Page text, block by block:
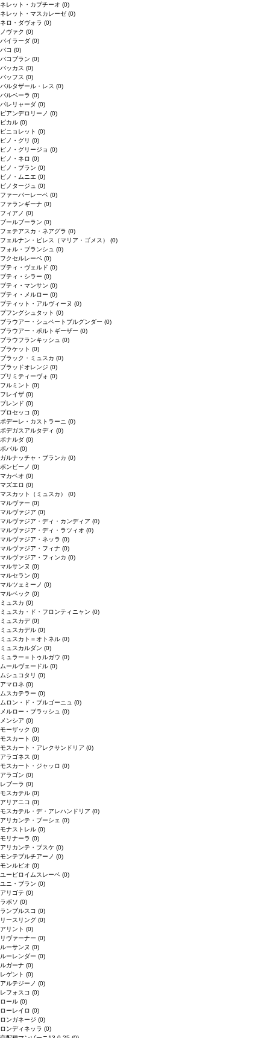
ネレット・カプチーオ (0)
ネレット・マスカレーゼ (0)
ネロ・ダヴォラ (0)
ノヴァク (0)
バイラーダ (0)
バコ (0)
バコブラン (0)
バッカス (0)
バッフス (0)
バルタザール・レス (0)
バルベーラ (0)
パレリャーダ (0)
ピアンデロリーノ (0)
ビカル (0)
ピニョレット (0)
ピノ・グリ (0)
ピノ・グリージョ (0)
ピノ・ネロ (0)
ピノ・ブラン (0)
ピノ・ムニエ (0)
ピノタージュ (0)
ファーバーレーベ (0)
ファランギーナ (0)
フィアノ (0)
ブールブーラン (0)
フェテアスカ・ネアグラ (0)
フェルナン・ピレス（マリア・ゴメス） (0)
フォル・ブランシュ (0)
フクセルレーベ (0)
プティ・ヴェルド (0)
プティ・シラー (0)
プティ・マンサン (0)
プティ・メルロー (0)
プティット・アルヴィーヌ (0)
プフングシュタット (0)
ブラウアー・シュペートブルグンダー (0)
ブラウアー・ポルトギーザー (0)
ブラウフランキッシュ (0)
ブラケット (0)
ブラック・ミュスカ (0)
ブラッドオレンジ (0)
プリミティーヴォ (0)
フルミント (0)
フレイザ (0)
ブレンド (0)
プロセッコ (0)
ポデーレ・カストラーニ (0)
ボデガスアルタディ (0)
ボナルダ (0)
ボバル (0)
ガルナッチャ・ブランカ (0)
ボンビーノ (0)
マカベオ (0)
マズエロ (0)
マスカット（ミュスカ） (0)
マルヴァー (0)
マルヴァジア (0)
マルヴァジア・ディ・カンディア (0)
マルヴァジア・ディ・ラツィオ (0)
マルヴァジア・ネッラ (0)
マルヴァジア・フィナ (0)
マルヴァジア・フィンカ (0)
マルサンヌ (0)
マルセラン (0)
マルツェミーノ (0)
マルベック (0)
ミュスカ (0)
ミュスカ・ド・フロンティニャン (0)
ミュスカデ(0)
ミュスカデル (0)
ミュスカト＝オトネル (0)
ミュスカルダン (0)
ミュラー＝トゥルガウ (0)
ムールヴェードル (0)
ムシュコタリ (0)
アマロネ (0)
ムスカテラー (0)
ムロン・ド・ブルゴーニュ (0)
メルロー・ブラッシュ (0)
メンシア (0)
モーザック (0)
モスカート (0)
モスカート・アレクサンドリア (0)
アラゴネス (0)
モスカート・ジャッロ (0)
アラゴン (0)
レブーラ (0)
モスカテル (0)
アリアニコ (0)
モスカテル・デ・アレハンドリア (0)
アリカンテ・ブーシェ (0)
モナストレル (0)
モリナーラ (0)
アリカンテ・ブスケ (0)
モンテプルチアーノ (0)
モンルビオ (0)
ユービロイムスレーベ (0)
ユニ・ブラン (0)
アリゴテ (0)
ラボソ (0)
ランブルスコ (0)
リースリング (0)
アリント (0)
リヴァーナー (0)
ルーサンヌ (0)
ルーレンダー (0)
ルガーナ (0)
レゲント (0)
アルテジーノ (0)
レフォスコ (0)
ロール (0)
ローレイロ (0)
ロンガネージ (0)
ロンディネッラ (0)